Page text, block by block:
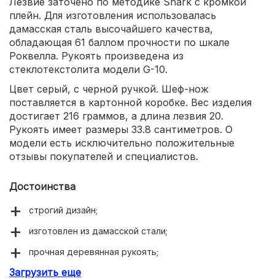
плейн. Для изготовления использовалась
дамасская сталь высочайшего качества,
обладающая 61 баллом прочности по шкале
Роквелла. Рукоять произведена из
стеклотекстолита модели G-10.
Цвет серый, с черной ручкой. Шеф-нож
поставляется в картонной коробке. Вес изделия
достигает 216 граммов, а длина лезвия 20.
Рукоять имеет размеры 33.8 сантиметров. О
модели есть исключительно положительные
отзывы покупателей и специалистов.
Достоинства
строгий дизайн;
изготовлен из дамасской стали;
прочная деревянная рукоять;
универсальное назначение.
Загрузить еще